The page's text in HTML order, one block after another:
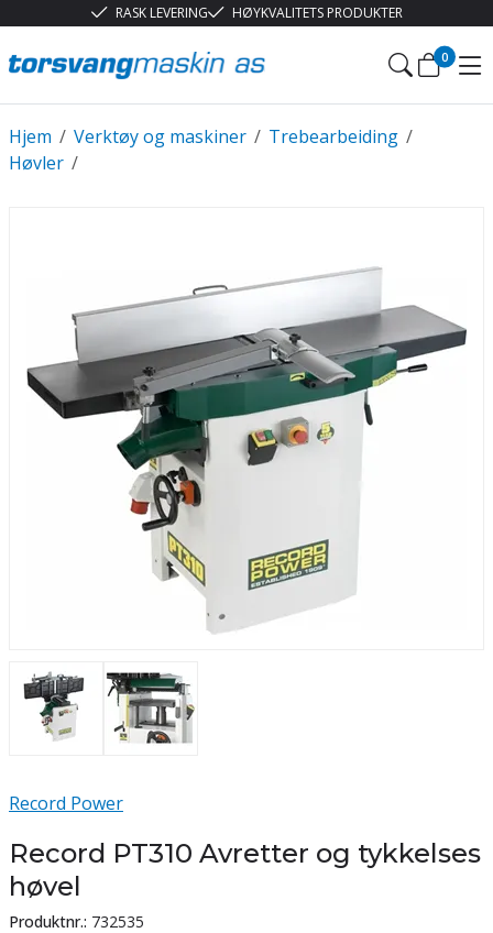
RASK LEVERING HØYKVALITETS PRODUKTER
0
/
Hjem /
Verktøy og maskiner /
Trebearbeiding
/
Høvler
Record Power
Record PT310 Avretter og tykkelses
høvel
Produktnr.: 732535